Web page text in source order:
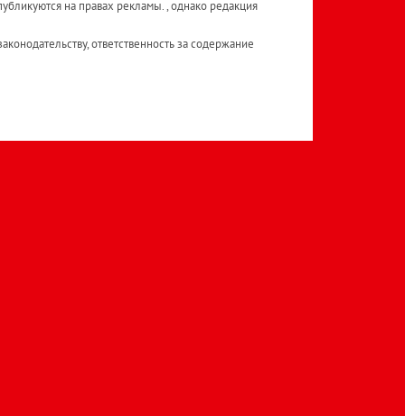
на правах рекламы. , однако редакция
ответственность за содержание